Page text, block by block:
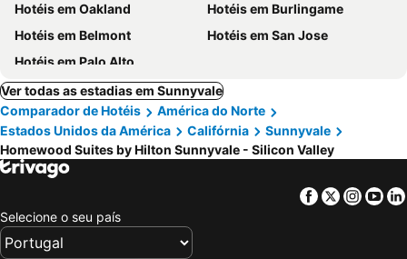
Hotéis em Oakland
Hotéis em Burlingame
Hotéis em Belmont
Hotéis em San Jose
Hotéis em Palo Alto
Ver todas as estadias em Sunnyvale
Comparador de Hotéis
América do Norte
Estados Unidos da América
Califórnia
Sunnyvale
Homewood Suites by Hilton Sunnyvale - Silicon Valley
Facebook
Twitter
Selecione o seu país